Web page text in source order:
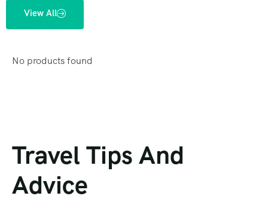
View All
No products found
Travel Tips And
Advice